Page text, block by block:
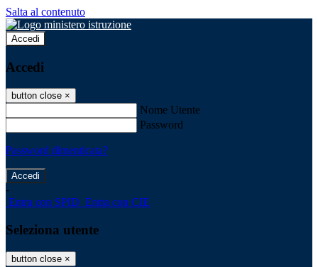
Salta al contenuto
Accedi
Accedi
button close ×
Nome Utente
Password
Password dimenticata?
-
Entra con SPID Entra con CIE
Seleziona utente
button close ×